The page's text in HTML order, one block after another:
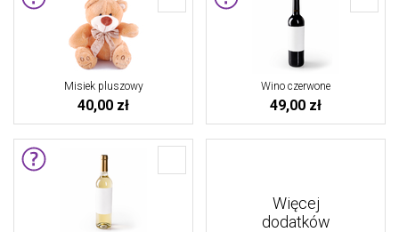
Misiek pluszowy
40,00 zł
Wino czerwone
49,00 zł
Więcej
dodatków